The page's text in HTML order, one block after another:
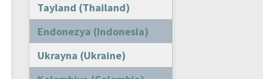
Tayland (Thailand)
Endonezya (Indonesia)
Ukrayna (Ukraine)